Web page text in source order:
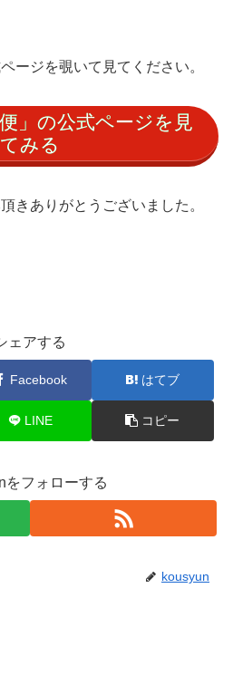
ージを覗いて見てください。
」の公式ページを見
てみる
きありがとうございました。
ェアする
Facebook はてブ
LINE コピー
をフォローする
kousyun